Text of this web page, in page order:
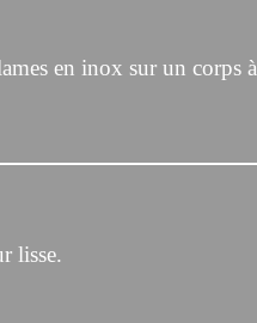
en inox sur un corps à
lisse.